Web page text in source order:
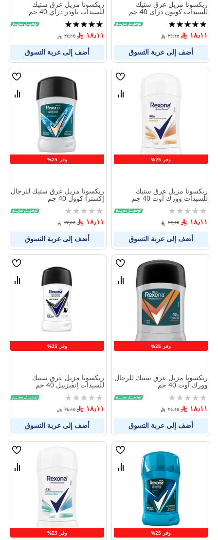
ريكسونا مزيل عرق ستيك
للسيدات كوتون دراى 40 جم
تقييم:
100%
١٨٫١١ ٢٤٫١٥
أضف إلى عربة التسوق
ريكسونا مزيل عرق ستيك
للسيدات باودر دراي 40 جم
تقييم:
100%
١٨٫١١ ٢٤٫١٥
أضف إلى عربة التسوق
وفر 25%
قائمة
قارن
ريكسونا مزيل عرق ستيك
للسيدات وورك أوت 40 جم
Rating:
0%
١٨٫١١ ٢٤٫١٥
أضف إلى عربة التسوق
وفر 25%
قائمة
قارن
ريكسونا مزيل عرق ستيك للرجال
إكسترا كوول 40 جم
Rating:
0%
١٨٫١١ ٢٤٫١٥
أضف إلى عربة التسوق
وفر 25%
قائمة
قارن
ريكسونا مزيل عرق ستيك للرجال
وورك أوت 40 جم
Rating:
0%
١٨٫١١ ٢٤٫١٥
أضف إلى عربة التسوق
وفر 25%
قائمة
قارن
ريكسونا مزيل عرق ستيك
للسيدات إنفيزيبل 40 جم
Rating:
0%
١٨٫١١ ٢٤٫١٥
أضف إلى عربة التسوق
وفر 25%
قائمة
قارن
وفر 25%
قائمة
قارن